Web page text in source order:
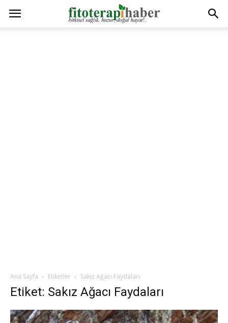
Ana Sayfa Etiketler Sakız Ağacı Faydaları
Etiket: Sakız Ağacı Faydaları